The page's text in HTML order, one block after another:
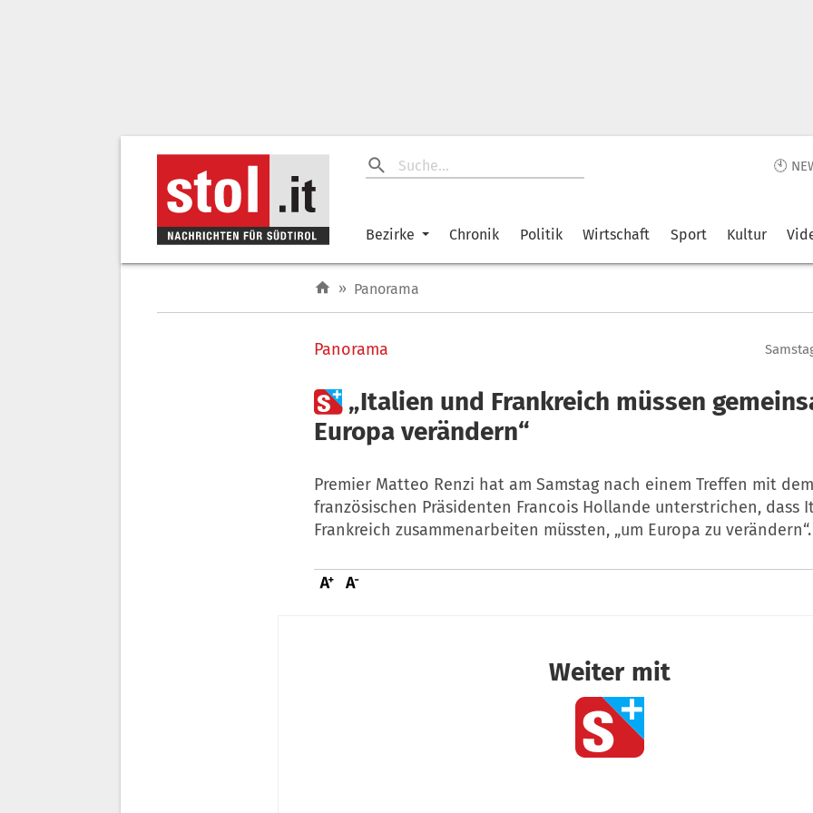
🕙
Bezirke Chronik Politik Wirtschaft Sport Kultur
» Panorama
Panorama
 „Italien und Frankreich müssen
Europa verändern“
Premier Matteo Renzi hat am Samstag nach einem Treffen mit dem
französischen Präsidenten Francois Hollande unterstrichen, dass
Frankreich zusammenarbeiten müssten, „um Europa zu verändern“.